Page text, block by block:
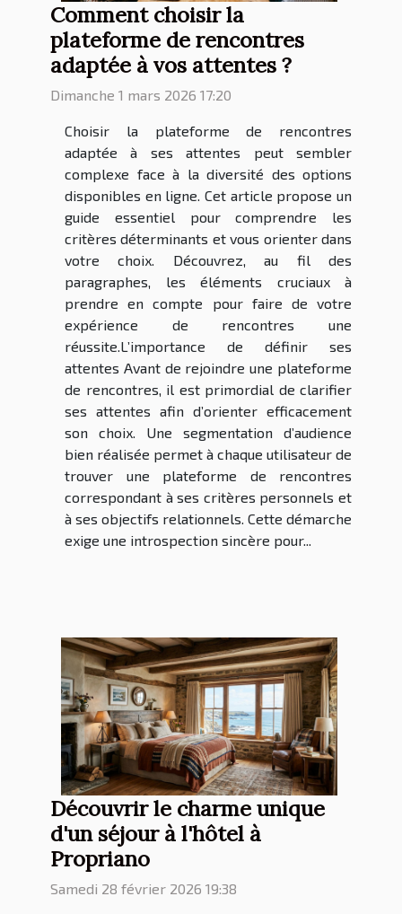
Comment choisir la
plateforme de rencontres
adaptée à vos attentes ?
Dimanche 1 mars 2026 17:20
Choisir la plateforme de rencontres
adaptée à ses attentes peut sembler
complexe face à la diversité des options
disponibles en ligne. Cet article propose un
guide essentiel pour comprendre les
critères déterminants et vous orienter dans
votre choix. Découvrez, au fil des
paragraphes, les éléments cruciaux à
prendre en compte pour faire de votre
expérience de rencontres une
réussite.L’importance de définir ses
attentes Avant de rejoindre une plateforme
de rencontres, il est primordial de clarifier
ses attentes afin d’orienter efficacement
son choix. Une segmentation d’audience
bien réalisée permet à chaque utilisateur de
trouver une plateforme de rencontres
correspondant à ses critères personnels et
à ses objectifs relationnels. Cette démarche
exige une introspection sincère pour...
Découvrir le charme unique
d'un séjour à l'hôtel à
Propriano
Samedi 28 février 2026 19:38